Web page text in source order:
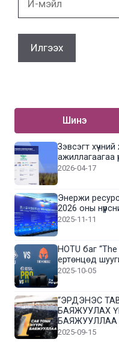
Шинэ
Зэвсэгт
ажиллагаагаа
2026-04-17
Энержи
2026 оны
2025-11-11
HOTU баг
ертөнцөд
2025-10-05
“ЭРДЭНЭС
БАЯЖУУЛАХ
БАЯЖУУЛЛАА
2025-09-15